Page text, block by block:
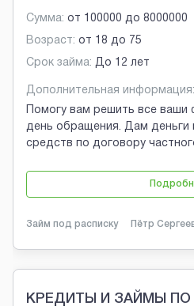
Сумма: от 100000 до 8000000
Возраст: от 18 до 75
Срок займа: До 12 лет
Дополнительная информация:
Помогу вам решить все
день обращения. Дам деньги
средств по договору
Займ под расписку Пётр
КРЕДИТЫ И ЗАЙМЫ ПО